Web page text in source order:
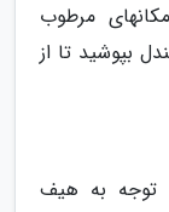
مرطوب
بپوشید تا از
برترین روش برای تشخیص tinea curis توجه به هیف